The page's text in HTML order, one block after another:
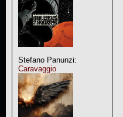
Stefano Panunzi:
Caravaggio